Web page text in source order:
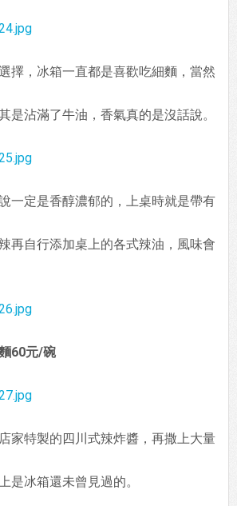
擇，冰箱一直都是喜歡吃細麵，當然
是沾滿了牛油，香氣真的是沒話說。
一定是香醇濃郁的，上桌時就是帶有
再自行添加桌上的各式辣油，風味會
60元/碗
家特製的四川式辣炸醬，再撒上大量
是冰箱還未曾見過的。